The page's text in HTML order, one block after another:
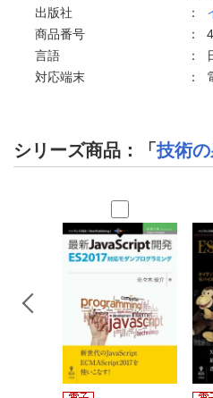
出版社
：
商品番号
：
言語
：
対応端末
：
シリーズ商品：「技術